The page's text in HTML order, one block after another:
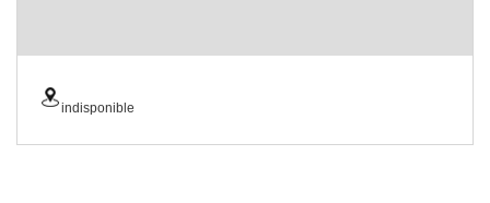
indisponible